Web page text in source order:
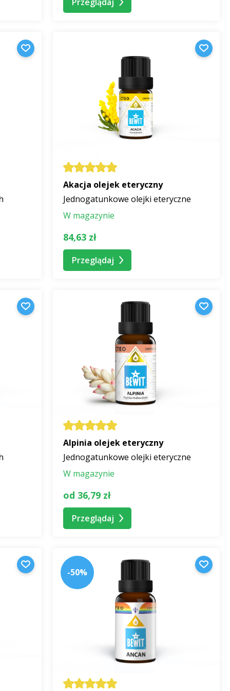
olejków do kąpieli i mieszanek do sauny,
domowych
ofercie znajdziesz również olejki eteryczne do prania
i działanie. Wśród najbardziej ulubionych
olejek lawendowy, znany ze swoich właściwości
ze względu na swoje działanie odświeżające i
wodą i dodaj 3-5 kropli naszego pojedynczego
zgodnie z instrukcją i włącz go. Działają one na
eteryczne dzięki zimnej parze. W ten sposób
również
dyfuzory bez wody.
dokładną ilość olejku eterycznego.
olejku eterycznego. Zróżnicowany poziom jest
w żaden sposób związany z zawartością.
krzywizny dna lub szerokości szyjki.
ze standardami farmaceutycznymi.
Akacja olejek eteryczny
Jednogatunkowe olejki eteryczne
W magazynie
84,63 zł
Przeglądaj
Alpinia olejek eteryczny
Jednogatunkowe olejki eteryczne
W magazynie
od 36,79 zł
Przeglądaj
-50%